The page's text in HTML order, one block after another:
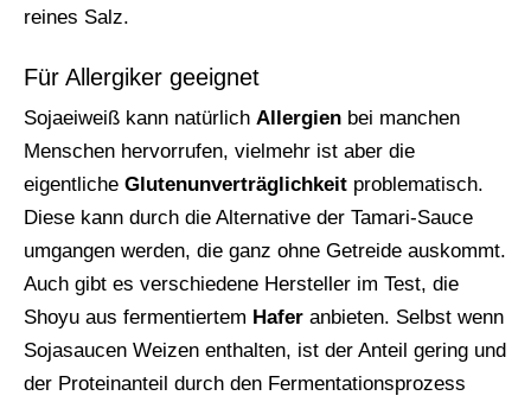
reines Salz.
Für Allergiker geeignet
Sojaeiweiß kann natürlich Allergien bei manchen
Menschen hervorrufen, vielmehr ist aber die
eigentliche Glutenunverträglichkeit problematisch.
Diese kann durch die Alternative der Tamari-Sauce
umgangen werden, die ganz ohne Getreide auskommt.
Auch gibt es verschiedene Hersteller im Test, die
Shoyu aus fermentiertem Hafer anbieten. Selbst wenn
Sojasaucen Weizen enthalten, ist der Anteil gering und
der Proteinanteil durch den Fermentationsprozess